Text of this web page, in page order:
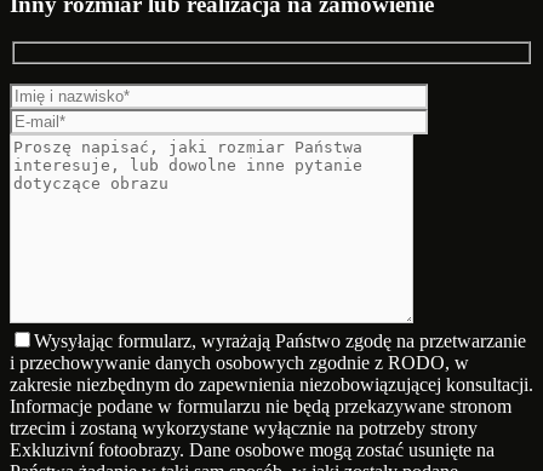
Wysyłając formularz, wyrażają Państwo zgodę na przetwarzanie
i przechowywanie danych osobowych zgodnie z RODO, w
zakresie niezbędnym do zapewnienia niezobowiązującej konsultacji.
Informacje podane w formularzu nie będą przekazywane stronom
trzecim i zostaną wykorzystane wyłącznie na potrzeby strony
Exkluzivní fotoobrazy. Dane osobowe mogą zostać usunięte na